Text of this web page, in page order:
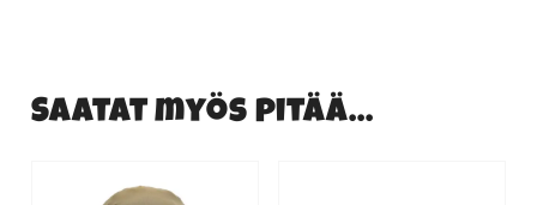
Saatat myös pitää...